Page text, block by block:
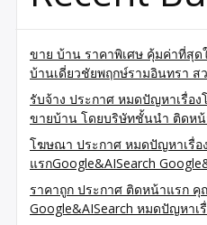
ขาย บ้าน ราคาพิเศษ คุ้มค่าที่สุด
บ้านเดี่ยวชัยพฤกษ์รามอินทรา ส
รับจ้าง ประกาศ หมดปัญหาเรื่อง
ขายบ้าน โดยบริษัทชั้นนำ ติดห
โฆษณา ประกาศ หมดปัญหาเรื่
แรกGoogle&AISearch
ราคาถูก ประกาศ ติดหน้าแรก
Google&AISearch หมดปัญหาเ